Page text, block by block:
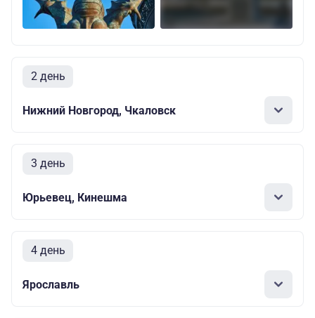
2 день
Нижний Новгород, Чкаловск
3 день
Юрьевец, Кинешма
4 день
Ярославль